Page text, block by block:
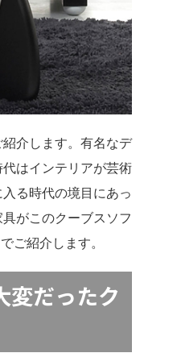
紹介します。有名なデ
はインテリアが芸術
る時代の境目にあっ
がこのクーブスソフ
ご紹介します。
変だったク